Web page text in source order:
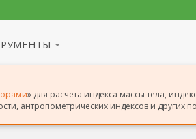
» для расчета индекса массы тела,
антропометрических индексов и других